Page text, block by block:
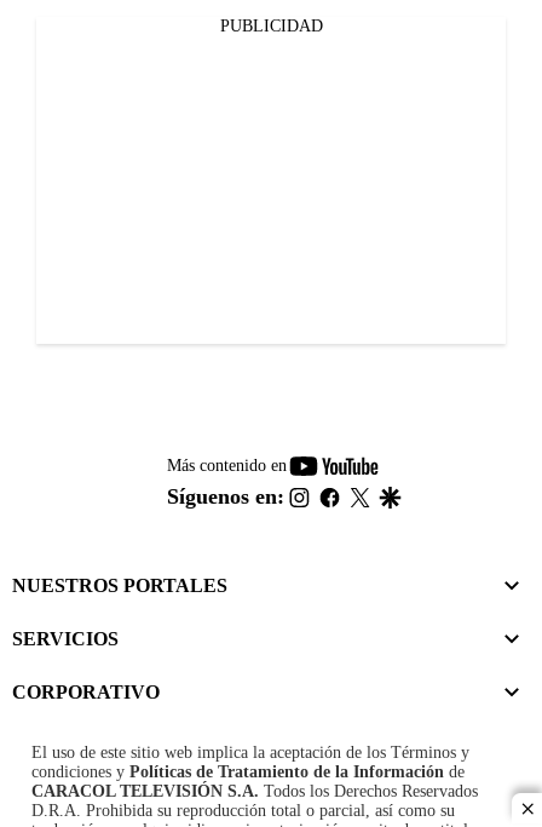
PUBLICIDAD
Más contenido en
youtube-
footer
Síguenos en: instagram
facebook
twitter
NUESTROS PORTALES
SERVICIOS
CORPORATIVO
El uso de este sitio web implica la aceptación de los Términos y
condiciones y Políticas de Tratamiento de la Información de
CARACOL TELEVISIÓN S.A. Todos los Derechos Reservados
D.R.A. Prohibida su reproducción total o parcial, así como su